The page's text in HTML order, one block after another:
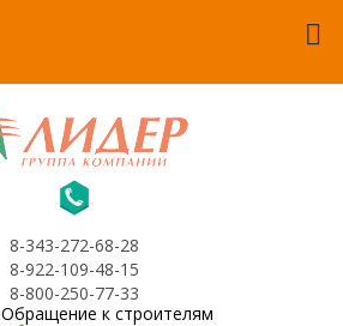
8-343-272-68-28
8-922-109-48-15
8-800-250-77-33
Обращение к строителям